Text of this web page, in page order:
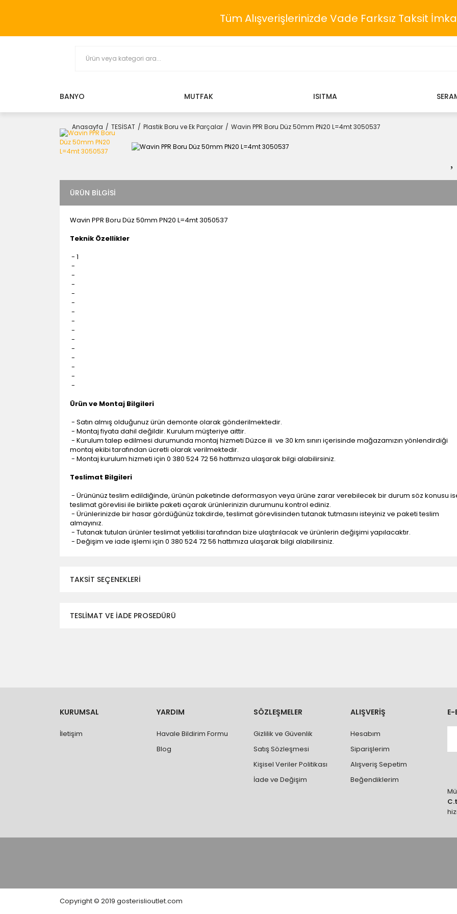
Tüm Alışverişlerinizde Vade Farksız Taksit
BANYO MUTFAK ISITMA
Anasayfa TESİSAT Plastik Boru ve Ek Parçalar Wavin PPR Boru Düz 50mm PN20 L=4mt 3050537
ÜRÜN BILGISI
Wavin PPR Boru Düz 50mm PN20 L=4mt 3050537
Teknik Özellikler
- 1
-
-
-
-
-
-
-
-
-
-
-
-
-
-
Ürün ve Montaj Bilgileri
- Satın almış olduğunuz ürün demonte olarak gönderilmektedir.
- Montaj fiyata dahil değildir. Kurulum müşteriye aittir.
- Kurulum talep edilmesi durumunda montaj hizmeti Düzce ili ve 30 km sınırı içerisinde mağazamızın yönlendirdiği
montaj ekibi tarafından ücretli olarak verilmektedir.
- Montaj kurulum hizmeti için 0 380 524 72 56 hattımıza ulaşarak bilgi alabilirsiniz.
Teslimat Bilgileri
- Ürününüz teslim edildiğinde, ürünün paketinde deformasyon veya ürüne zarar verebilecek bir durum söz konusu
teslimat görevlisi ile birlikte paketi açarak ürünlerinizin durumunu kontrol ediniz.
- Ürünlerinizde bir hasar gördüğünüz takdirde, teslimat görevlisinden tutanak tutmasını isteyiniz ve paketi teslim
almayınız.
- Tutanak tutulan ürünler teslimat yetkilisi tarafından bize ulaştırılacak ve ürünlerin değişimi yapılacaktır.
- Değişim ve iade işlemi için 0 380 524 72 56 hattımıza ulaşarak bilgi alabilirsiniz.
TAKSIT SEÇENEKLERI
TESLİMAT VE İADE PROSEDÜRÜ
- Özel sipariş ürünlerde ölçü, ebat, yükseklik vb. hatalar yüzünden onaylanmış siparişler iade alınmaz veya
değiştirilmez.
- Vitrifiye, tekne, küvet, kabin, banyo dolabı vb. ürünlerin siparişini vermeden önce ürünlerin montajını yapacak
kişi veya firmaya mutlaka ölçü ve ebat kontrolü yaptırınız.
KURUMSAL
İletişim
YARDIM
Havale Bildirim Formu
Blog
SÖZLEŞMELER
Gizlilik ve Güvenlik
Satış Sözleşmesi
Kişisel Veriler Politikası
İade ve Değişim
ALIŞVERİŞ
Hesabım
Siparişlerim
Alışveriş Sepetim
Beğendiklerim
E-
Copyright © 2019 gosterislioutlet.com